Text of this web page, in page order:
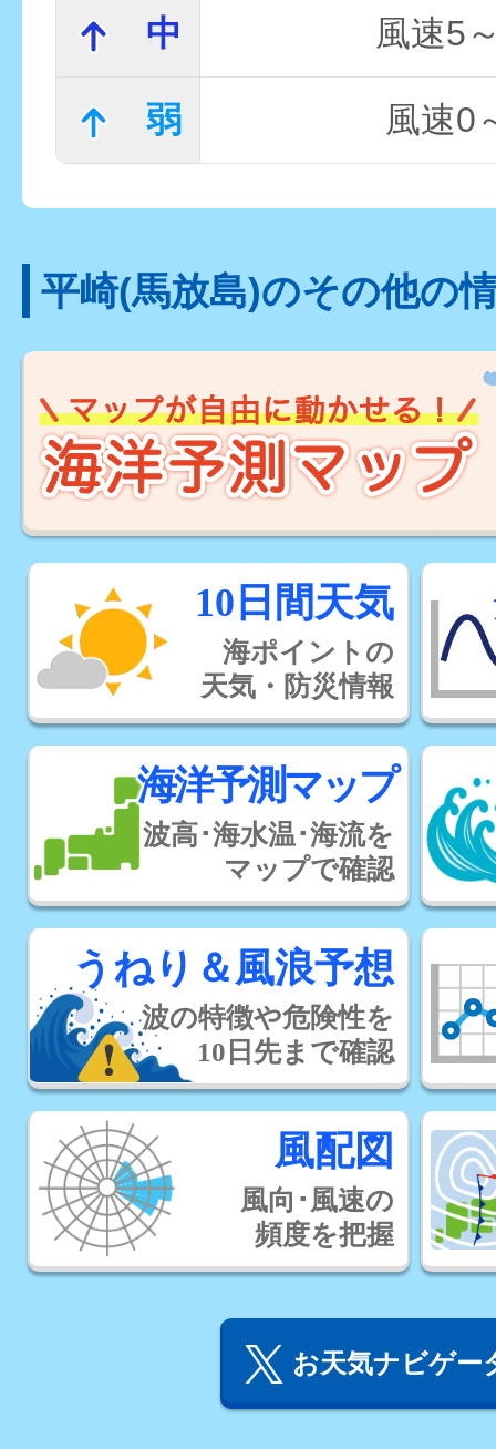
中 風速5
弱 風速0
平崎(馬放島)のその他の
10日間天気
海ポイントの
天気・防災情報
海洋予測マップ
波高･海水温･海流を
マップで確認
うねり＆風浪予想
波の特徴や危険性を
10日先まで確認
風配図
風向･風速の
頻度を把握
お天気ナビゲー